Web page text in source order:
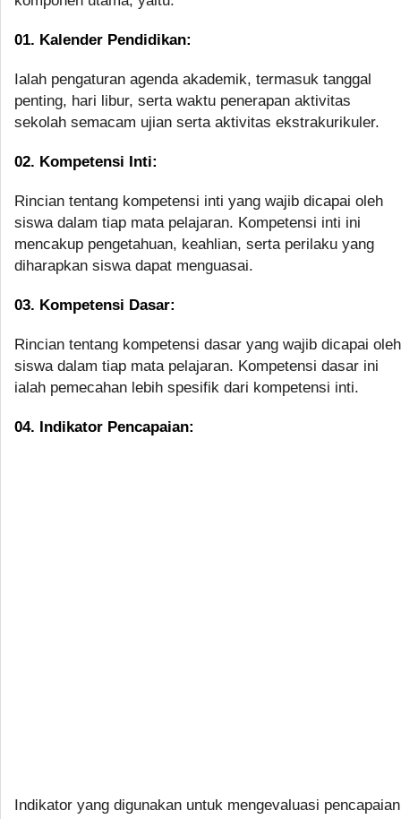
01. Kalender Pendidikan:
Ialah pengaturan agenda akademik, termasuk tanggal
penting, hari libur, serta waktu penerapan aktivitas
sekolah semacam ujian serta aktivitas ekstrakurikuler.
02. Kompetensi Inti:
Rincian tentang kompetensi inti yang wajib dicapai oleh
siswa dalam tiap mata pelajaran. Kompetensi inti ini
mencakup pengetahuan, keahlian, serta perilaku yang
diharapkan siswa dapat menguasai.
03. Kompetensi Dasar:
Rincian tentang kompetensi dasar yang wajib dicapai oleh
siswa dalam tiap mata pelajaran. Kompetensi dasar ini
ialah pemecahan lebih spesifik dari kompetensi inti.
04. Indikator Pencapaian:
Indikator yang digunakan untuk mengevaluasi pencapaian